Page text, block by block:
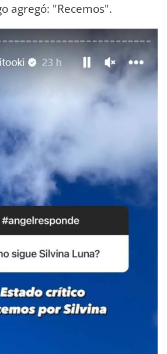
agregó: "Recemos".